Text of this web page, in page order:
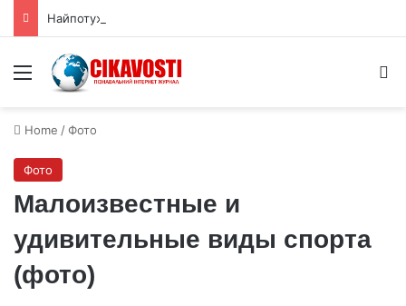
Menu
Home /Фото
Фото
Малоизвестные и
удивительные виды спорта
(фото)